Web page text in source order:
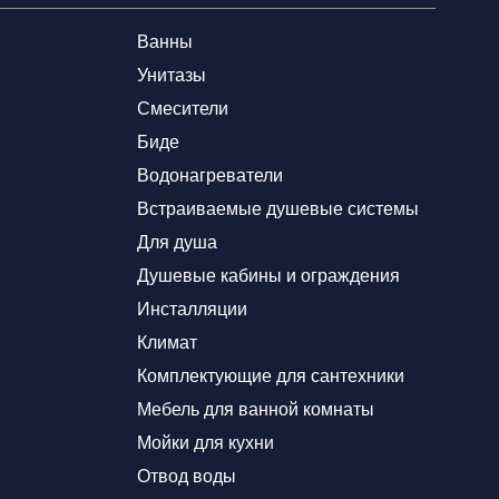
Ванны
Унитазы
Смесители
Биде
Водонагреватели
Встраиваемые душевые системы
Для душа
Душевые кабины и ограждения
Инсталляции
Климат
Комплектующие для сантехники
Мебель для ванной комнаты
Мойки для кухни
Отвод воды